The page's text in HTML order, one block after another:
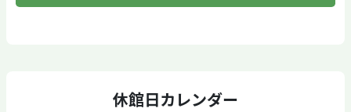
休館日カレンダー